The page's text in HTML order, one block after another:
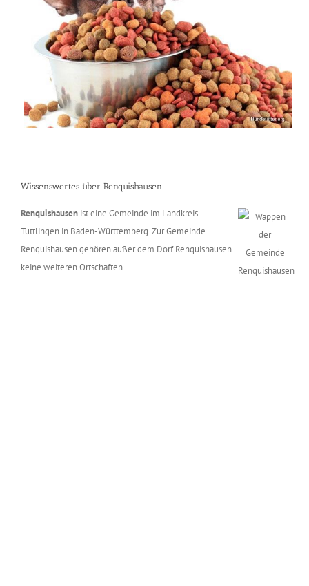
Wissenswertes über Renquishausen
Renquishausen ist eine Gemeinde im Landkreis
Tuttlingen in Baden-Württemberg. Zur Gemeinde
Renquishausen gehören außer dem Dorf Renquishausen
keine weiteren Ortschaften.